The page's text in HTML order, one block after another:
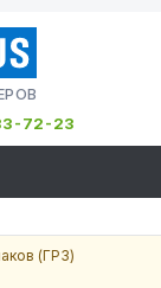
72-23
(ГРЗ)